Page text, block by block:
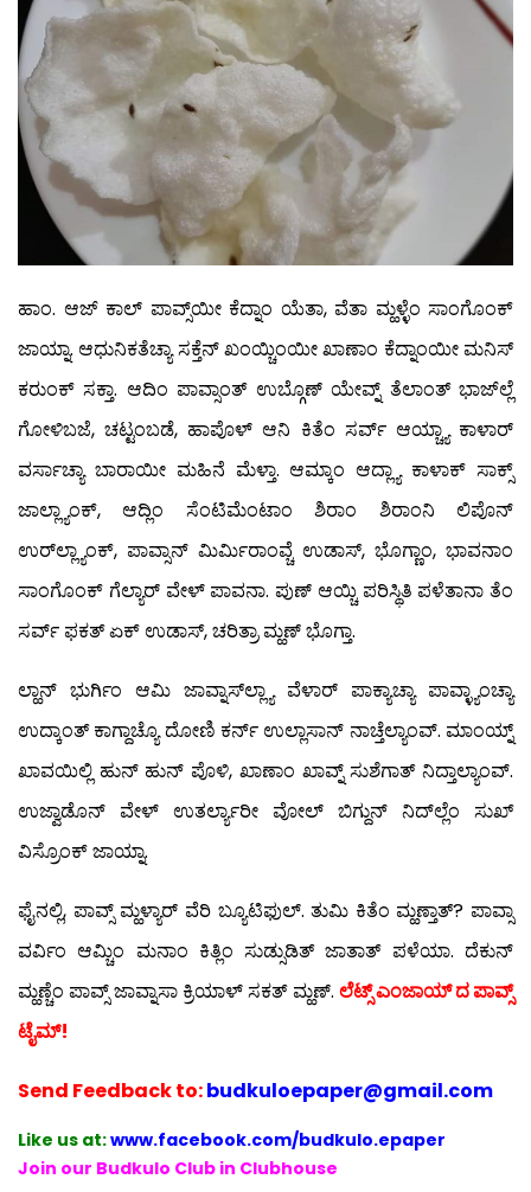
ಹಾಂ. ಆಜ್ ಕಾಲ್ ಪಾವ್ಸ್‌ಯೀ ಕೆದ್ನಾಂ ಯೆತಾ, ವೆತಾ ಮ್ಹಳ್ಳೆಂ ಸಾಂಗೊಂಕ್
ಜಾಯ್ನಾ. ಆಧುನಿಕತೆಚ್ಯಾ ಸಕ್ತೆನ್ ಖಂಯ್ಚಿಂಯೀ ಖಾಣಾಂ ಕೆದ್ನಾಂಯೀ ಮನಿಸ್
ಕರುಂಕ್ ಸಕ್ತಾ. ಆದಿಂ ಪಾವ್ಸಾಂತ್ ಉಬ್ಗೊಣ್ ಯೇವ್ನ್ ತೆಲಾಂತ್ ಭಾಜ್‍ಲ್ಲೆ
ಗೋಳಿಬಜೆ, ಚಟ್ಟಂಬಡೆ, ಹಾಪೊಳ್ ಆನಿ ಕಿತೆಂ ಸರ್ವ್ ಆಯ್ಚ್ಯಾ ಕಾಳಾರ್
ವರ್ಸಾಚ್ಯಾ ಬಾರಾಯೀ ಮಹಿನೆ ಮೆಳ್ತಾ. ಆಮ್ಕಾಂ ಆದ್ಲ್ಯಾ ಕಾಳಾಕ್ ಸಾಕ್ಸ್
ಜಾಲ್ಲ್ಯಾಂಕ್, ಆದ್ಲಿಂ ಸೆಂಟಿಮೆಂಟಾಂ ಶಿರಾಂ ಶಿರಾಂನಿ ಲಿಪೊನ್
ಉರ್‌ಲ್ಲ್ಯಾಂಕ್, ಪಾವ್ಸಾನ್ ಮಿರ್ಮಿರಾಂವ್ಚೆ ಉಡಾಸ್, ಭೊಗ್ಣಾಂ, ಭಾವನಾಂ
ಸಾಂಗೊಂಕ್ ಗೆಲ್ಯಾರ್ ವೇಳ್ ಪಾವನಾ. ಪುಣ್ ಆಯ್ಚಿ ಪರಿಸ್ಥಿತಿ ಪಳೆತಾನಾ ತೆಂ
ಸರ್ವ್ ಫಕತ್ ಏಕ್ ಉಡಾಸ್, ಚರಿತ್ರಾ ಮ್ಹಣ್ ಭೊಗ್ತಾ.
ಲ್ಹಾನ್ ಭುರ್ಗಿಂ ಆಮಿ ಜಾವ್ನಾಸ್‍ಲ್ಲ್ಯಾ ವೆಳಾರ್ ಪಾಕ್ಯಾಚ್ಯಾ ಪಾವ್ಳ್ಯಾಂಚ್ಯಾ
ಉದ್ಕಾಂತ್ ಕಾಗ್ದಾಚ್ಯೊ ದೋಣಿ ಕರ್ನ್ ಉಲ್ಲಾಸಾನ್ ನಾಚ್ತೆಲ್ಯಾಂವ್. ಮಾಂಯ್ನ್
ಖಾವಯಿಲ್ಲಿ ಹುನ್ ಹುನ್ ಪೊಳಿ, ಖಾಣಾಂ ಖಾವ್ನ್ ಸುಶೆಗಾತ್ ನಿದ್ತಾಲ್ಯಾಂವ್.
ಉಜ್ವಾಡೊನ್ ವೇಳ್ ಉತರ್ಲ್ಯಾರೀ ವೋಲ್ ಬಿಗ್ದುನ್ ನಿದ್‍ಲ್ಲೆಂ ಸುಖ್
ವಿಸ್ರೊಂಕ್ ಜಾಯ್ನಾ.
ಫೈನಲ್ಲಿ, ಪಾವ್ಸ್ ಮ್ಹಳ್ಯಾರ್ ವೆರಿ ಬ್ಯೂಟಿಫುಲ್. ತುಮಿ ಕಿತೆಂ ಮ್ಹಣ್ತಾತ್? ಪಾವ್ಸಾ
ವರ್ವಿಂ ಆಮ್ಚಿಂ ಮನಾಂ ಕಿತ್ಲಿಂ ಸುಡ್ಸುಡಿತ್ ಜಾತಾತ್ ಪಳೆಯಾ. ದೆಕುನ್
ಮ್ಹಣ್ಚೆಂ ಪಾವ್ಸ್ ಜಾವ್ನಾಸಾ ಕ್ರಿಯಾಳ್ ಸಕತ್ ಮ್ಹಣ್. ಲೆಟ್ಸ್ ಎಂಜಾಯ್ ದ ಪಾವ್ಸ್
ಟೈಮ್!
Send Feedback to:budkuloepaper@gmail.com
Like us at:www.facebook.com/budkulo.epaper
Join our Budkulo Club in Clubhouse